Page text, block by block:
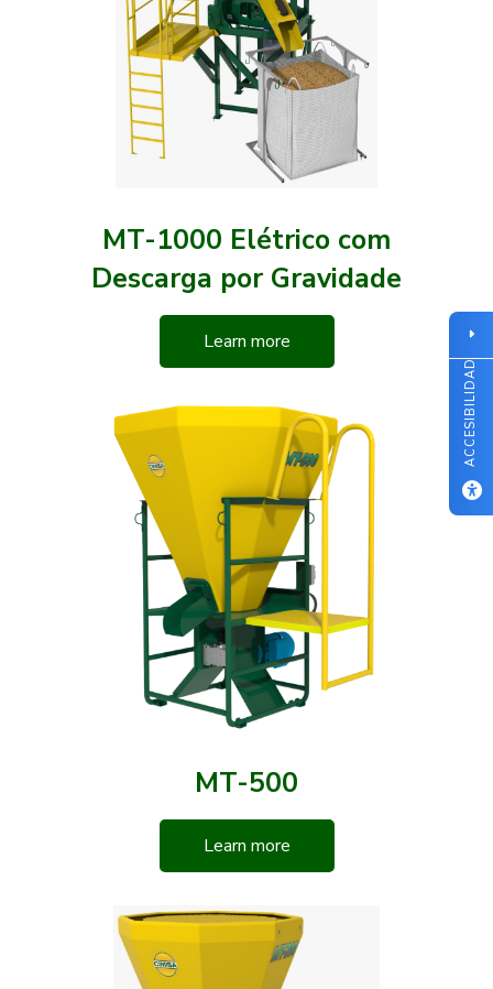
MT-1000 Elétrico com
Descarga por Gravidade
Learn more
MT-500
Learn more
ACCESIBILIDAD